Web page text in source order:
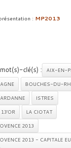
: MP2013
clé(s) :
AIX-EN-
BOUCHES-DU-
ISTRES
LA CIOTAT
2013
2013 - CAPITALE